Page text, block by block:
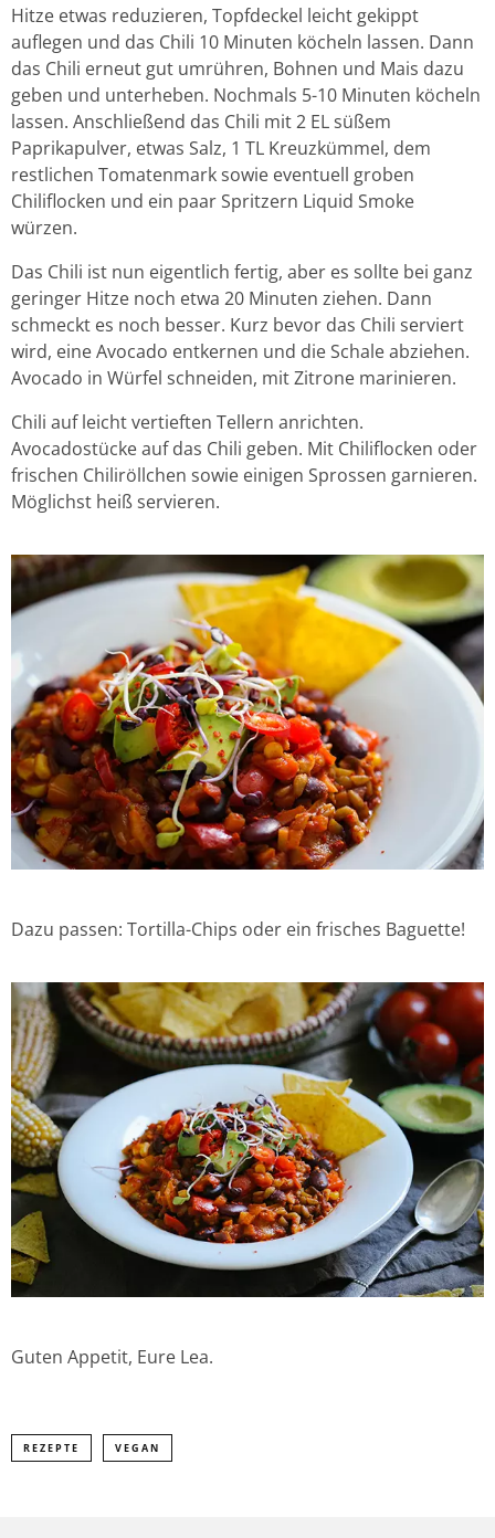
Hitze etwas reduzieren, Topfdeckel leicht gekippt
auflegen und das Chili 10 Minuten köcheln lassen. Dann
das Chili erneut gut umrühren, Bohnen und Mais dazu
geben und unterheben. Nochmals 5-10 Minuten köcheln
lassen. Anschließend das Chili mit 2 EL süßem
Paprikapulver, etwas Salz, 1 TL Kreuzkümmel, dem
restlichen Tomatenmark sowie eventuell groben
Chiliflocken und ein paar Spritzern Liquid Smoke
würzen.
Das Chili ist nun eigentlich fertig, aber es sollte bei ganz
geringer Hitze noch etwa 20 Minuten ziehen. Dann
schmeckt es noch besser. Kurz bevor das Chili serviert
wird, eine Avocado entkernen und die Schale abziehen.
Avocado in Würfel schneiden, mit Zitrone marinieren.
Chili auf leicht vertieften Tellern anrichten.
Avocadostücke auf das Chili geben. Mit Chiliflocken oder
frischen Chiliröllchen sowie einigen Sprossen garnieren.
Möglichst heiß servieren.
Dazu passen: Tortilla-Chips oder ein frisches Baguette!
Guten Appetit, Eure Lea.
REZEPTE VEGAN